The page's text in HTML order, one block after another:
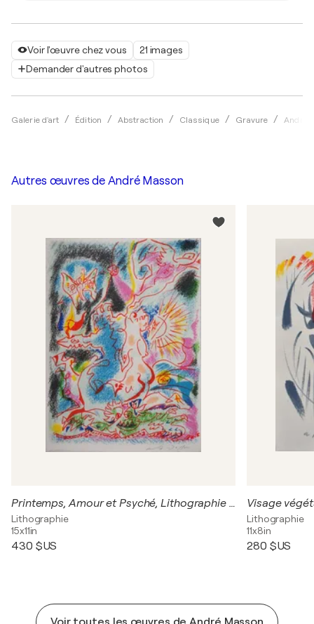
Voir l'œuvre chez vous
21 images
Demander d'autres photos
Galerie d'art Édition Abstraction Classique Gravure André
Autres œuvres de André Masson
Printemps, Amour et Psyché, Lithographie originale signée
Lithographie
15x11in
430 $US
Visage
Lithographie
11x8in
280 $US